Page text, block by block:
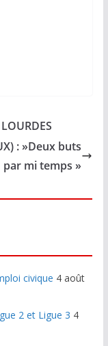
: »Deux buts
par mi temps »
civique 4 août
2 et Ligue 3 4